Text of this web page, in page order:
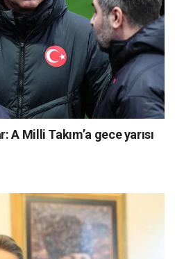
A Milli Takım’a gece yarısı